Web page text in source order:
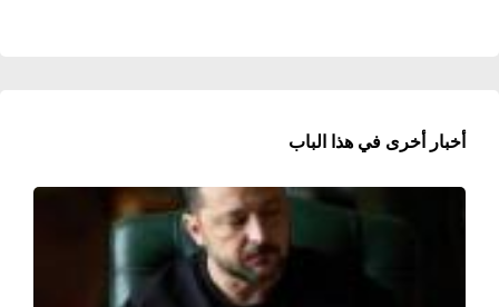
أخبار أخرى في هذا الباب